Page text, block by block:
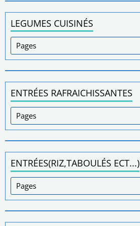
LEGUMES CUISINÉS
ENTRÉES RAFRAICHISSANTES
ENTRÉES(RIZ,TABOULÉS ECT...)